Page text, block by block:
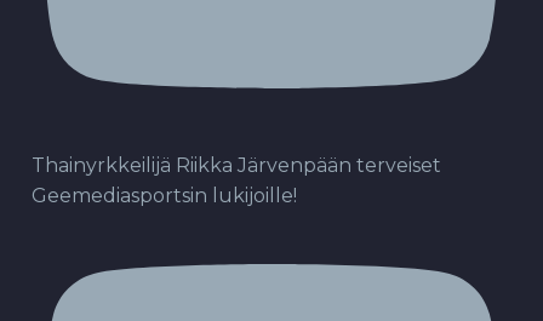
Thainyrkkeilijä Riikka Järvenpään terveiset
Geemediasportsin lukijoille!